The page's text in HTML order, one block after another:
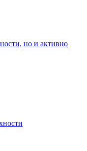
но и активно